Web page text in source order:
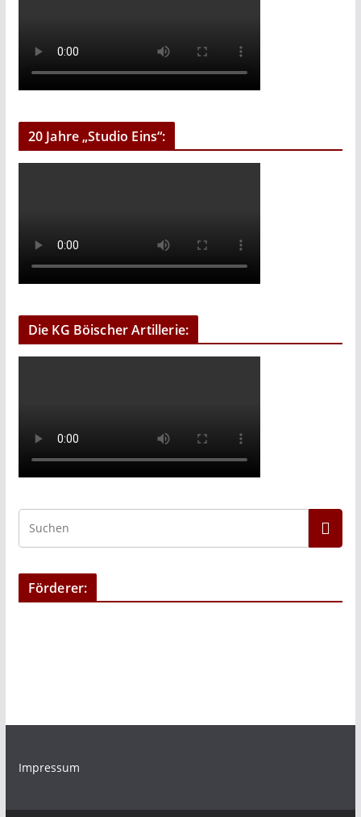
20 Jahre „Studio Eins“:
Die KG Böischer Artillerie:
Förderer:
Impressum